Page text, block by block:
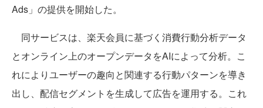
Ads」の提供を開始した。
同サービスは、楽天会員に基づく消費行動分析データ
とオンライン上のオープンデータをAIによって分析。こ
れによりユーザーの趣向と関連する行動パターンを導き
出し、配信セグメントを生成して広告を運用する。これ